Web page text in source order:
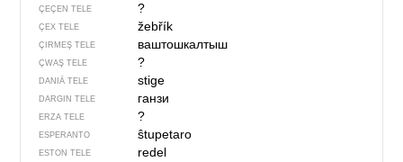
ÇEÇEN TELE ?
ÇEX TELE žebřík
ÇIRMEŞ TELE ваштошкалтыш
ÇWAŞ TELE ?
DANIÄ TELE stige
DARGIN TELE ганзи
ERZA TELE ?
ESPERANTO ŝtupetaro
ESTON TELE redel